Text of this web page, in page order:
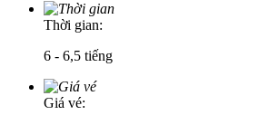
Thời gian:
6 - 6,5 tiếng
Giá vé: